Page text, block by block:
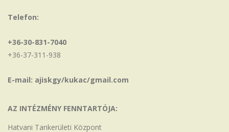
Telefon:
+36-30-831-7040
+36-37-311-938
E-mail: ajiskgy/kukac/gmail.com
AZ INTÉZMÉNY FENNTARTÓJA:
Hatvani Tankerületi Központ